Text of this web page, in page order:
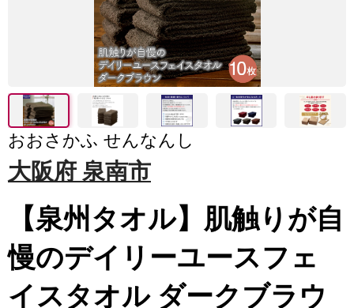
おおさかふ せんなんし
大阪府 泉南市
【泉州タオル】肌触りが自
慢のデイリーユースフェ
イスタオル ダークブラウ